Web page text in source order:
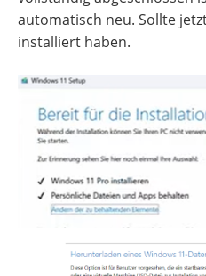
automatisch neu. Sollte
installiert haben.